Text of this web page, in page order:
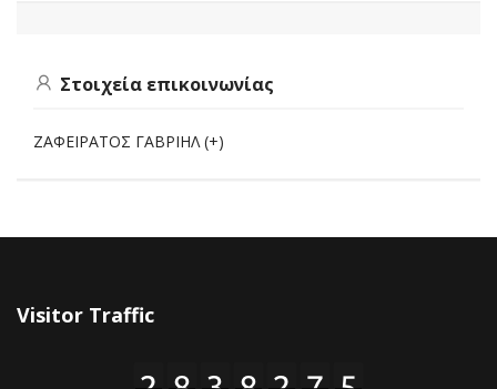
Στοιχεία επικοινωνίας
ΖΑΦΕΙΡΑΤΟΣ ΓΑΒΡΙΗΛ (+)
Visitor Traffic